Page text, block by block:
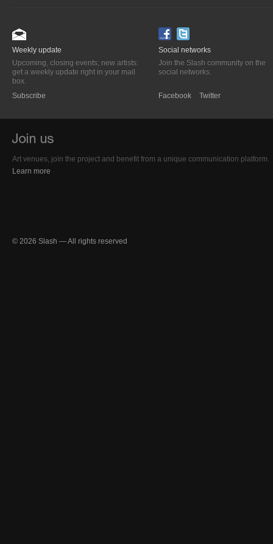
Weekly update
Upcoming, closing events; new artists:
get a weekly update right in your mail
box.
Subscribe
Social networks
Join the Slash community on the
social networks.
Facebook Twitter
Art venues, join the project and benefit from a unique communication platform.
Learn more
© 2026 Slash — All rights reserved